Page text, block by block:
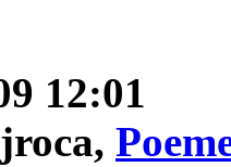
12:01